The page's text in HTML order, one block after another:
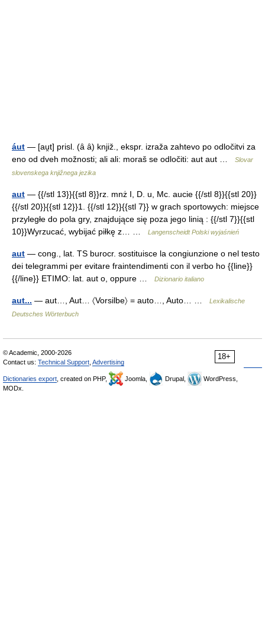
áut — [au̯t] prisl. (ȃ ȃ) knjiž., ekspr. izraža zahtevo po odločitvi za
eno od dveh možnosti; ali ali: moraš se odločiti: aut aut …
Slovar
slovenskega knjižnega jezika
aut — {{/stl 13}}{{stl 8}}rz. mnż I, D. u, Mc. aucie {{/stl 8}}{{stl 20}}
{{/stl 20}}{{stl 12}}1. {{/stl 12}}{{stl 7}} w grach sportowych: miejsce
przyległe do pola gry, znajdujące się poza jego linią : {{/stl 7}}{{stl
10}}Wyrzucać, wybijać piłkę z… …
Langenscheidt Polski wyjaśnień
aut — cong., lat. TS burocr. sostituisce la congiunzione o nel testo
dei telegrammi per evitare fraintendimenti con il verbo ho {{line}}
{{/line}} ETIMO: lat. aut o, oppure …
Dizionario italiano
aut... — aut…, Aut… 〈Vorsilbe〉 = auto…, Auto… …
Lexikalische
Deutsches Wörterbuch
18+
© Academic, 2000-2026
Contact us: Technical Support Advertising
Dictionaries export , created on PHP, Joomla, Drupal,
WordPress,
MODx.